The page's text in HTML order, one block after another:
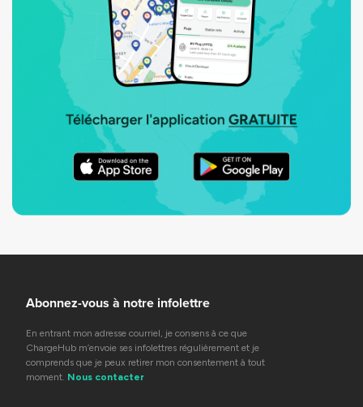
Abonnez-vous à notre infolettre
En entrant mon adresse courriel, je consens à ce que
ChargeHub m’envoie ses infolettres régulièrement et je
comprends que je peux retirer mon consentement à tout
moment. Nous contacter